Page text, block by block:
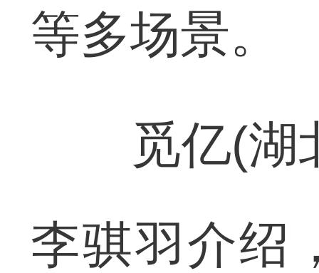
等多场景。
觅亿(湖北
李骐羽介绍